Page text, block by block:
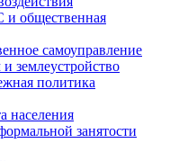
и общественная
самоуправление
землеустройство
политика
населения
занятости